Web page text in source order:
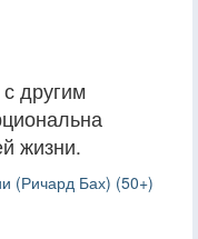
другим
жизни.
(Ричард Бах) (50+)